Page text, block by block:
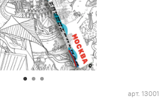
арт. 13001